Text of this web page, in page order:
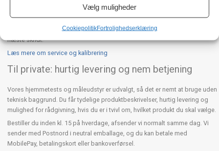
Vælg muligheder
CookiepolitikFortrolighedserklæring
Klinikker, virksomheder og offentlige kunder bruger os som servicepartner
til både planlagt vedligehold og konkrete reparationer. Har du udstyr, der
skal kontrolleres, kalibreres eller repareres, hjælper vi gerne med at vurdere
næste skridt.
Læs mere om service og kalibrering
Til private: hurtig levering og nem betjening
Vores hjemmetests og måleudstyr er udvalgt, så det er nemt at bruge uden
teknisk baggrund. Du får tydelige produktbeskrivelser, hurtig levering og
mulighed for rådgivning, hvis du er i tvivl om, hvilket produkt du skal vælge.
Bestiller du inden kl. 15 på hverdage, afsender vi normalt samme dag. Vi
sender med Postnord i neutral emballage, og du kan betale med
MobilePay, betalingskort eller bankoverførsel.